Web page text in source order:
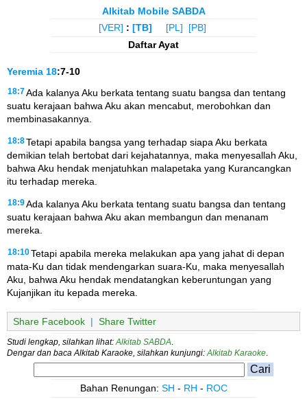
Alkitab Mobile SABDA
[VER] : [TB] [PL]
[PB]
Daftar Ayat
Yeremia 18:7-10
18:7 Ada kalanya Aku berkata tentang suatu bangsa dan tentang
suatu kerajaan bahwa Aku akan mencabut, merobohkan dan
membinasakannya.
18:8Tetapi apabila bangsa yang terhadap siapa Aku berkata
demikian telah bertobat dari kejahatannya, maka menyesallah Aku,
bahwa Aku hendak menjatuhkan malapetaka yang Kurancangkan
itu terhadap mereka.
18:9Ada kalanya Aku berkata tentang suatu bangsa dan tentang
suatu kerajaan bahwa Aku akan membangun dan menanam
mereka.
18:10Tetapi apabila mereka melakukan apa yang jahat di depan
mata-Ku dan tidak mendengarkan suara-Ku, maka menyesallah
Aku, bahwa Aku hendak mendatangkan keberuntungan yang
Kujanjikan itu kepada mereka.
Share Facebook | Share Twitter
Studi lengkap, silahkan lihat: Alkitab SABDA
Dengar dan baca Alkitab Karaoke, silahkan kunjungi: Alkitab Karaoke
Bahan Renungan: SH - RH - ROC